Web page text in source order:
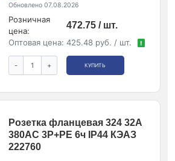
Обновлено 07.08.2026
Розничная
цена:
472.75 / шт.
Оптовая цена: 425.48 руб. / шт. !
- + КУПИТЬ
Розетка фланцевая 324 32А
380AC 3P+PE 6ч IP44 КЭАЗ
222760